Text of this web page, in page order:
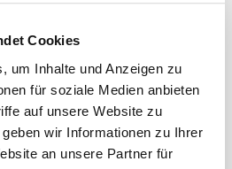
Cookies
um Inhalte und Anzeigen zu
für soziale Medien anbieten
auf unsere Website zu
wir Informationen zu Ihrer
an unsere Partner für
sich Egon Eiermann einen
Einbauschränke aus 1937
versprüht. Angrenzend an
der Heizungsraum sowie ein
Das großzügige Wohnzimmer
und der offenen Treppe ins